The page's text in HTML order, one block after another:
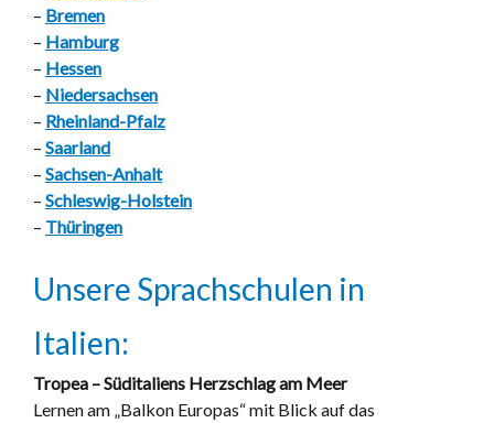
– Bremen
– Hamburg
– Hessen
– Niedersachsen
– Rheinland-Pfalz
– Saarland
– Sachsen-Anhalt
– Schleswig-Holstein
– Thüringen
Unsere Sprachschulen in
Italien:
Tropea – Süditaliens Herzschlag am Meer
Lernen am „Balkon Europas“ mit Blick auf das